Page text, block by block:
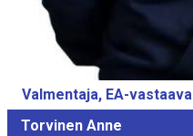
Valmentaja, EA-vastaava
Torvinen Anne